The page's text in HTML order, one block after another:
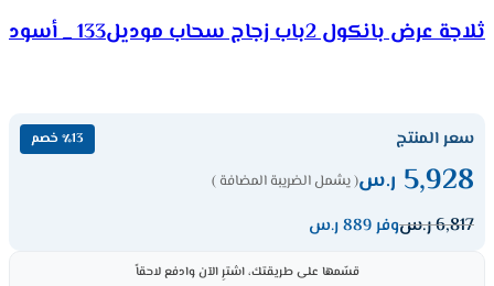
ثلاجة عرض بانكول 2باب زجاج سحاب موديل133 _ أسود
سعر المنتج ٪13 خصم
5,928 ر.س( يشمل الضريبة المضافة )
6,817ر.سوفر 889 ر.س
قسّمها على طريقتك، اشترِ الآن وادفع لاحقاً